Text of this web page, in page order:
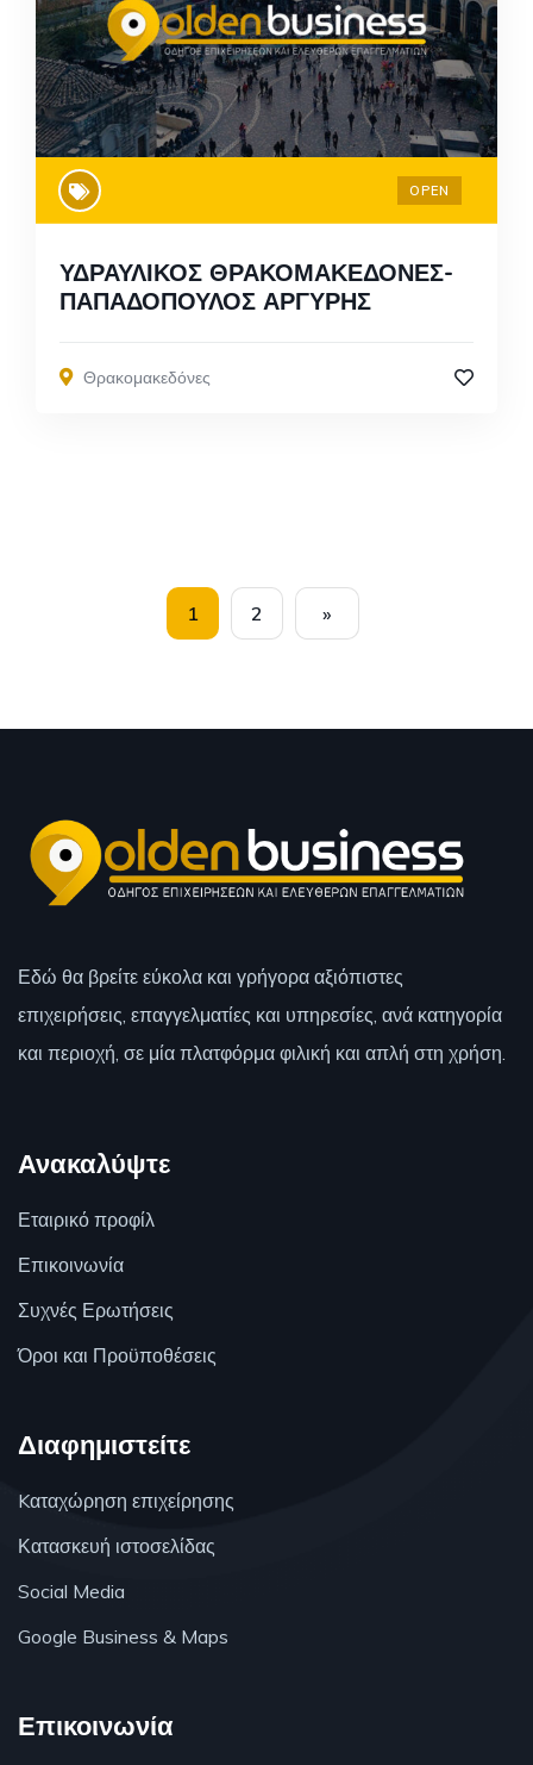
OPEN
ΥΔΡΑΥΛΙΚΟΣ ΘΡΑΚΟΜΑΚΕΔΟΝΕΣ-
ΠΑΠΑΔΟΠΟΥΛΟΣ ΑΡΓΥΡΗΣ
Θρακομακεδόνες
1 2 »
Εδώ θα βρείτε εύκολα και γρήγορα αξιόπιστες
επιχειρήσεις, επαγγελματίες και υπηρεσίες, ανά κατηγορία
και περιοχή, σε μία πλατφόρμα φιλική και απλή στη χρήση.
Ανακαλύψτε
Εταιρικό προφίλ
Επικοινωνία
Συχνές Ερωτήσεις
Όροι και Προϋποθέσεις
Διαφημιστείτε
Kαταχώρηση επιχείρησης
Κατασκευή ιστοσελίδας
Social Media
Google Business & Maps
Επικοινωνία